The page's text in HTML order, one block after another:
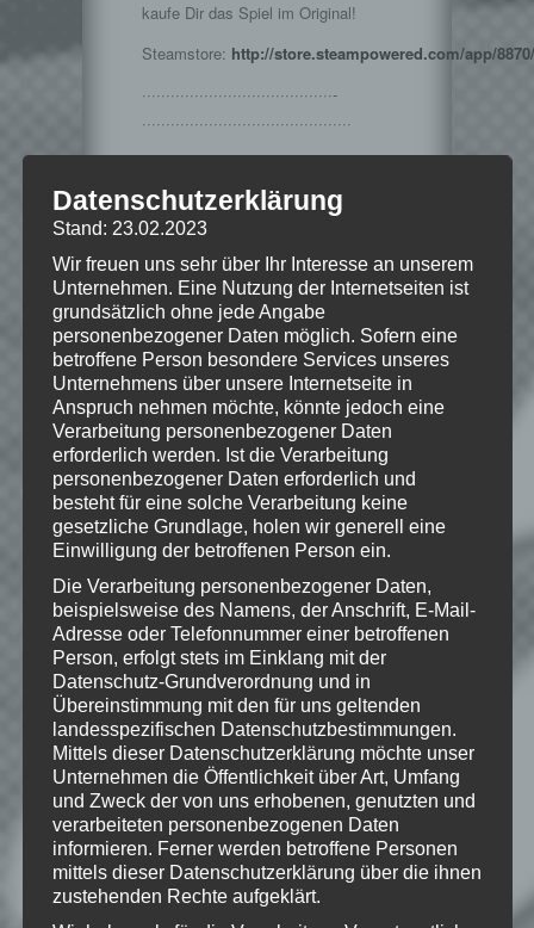
kaufe Dir das Spiel im Original!
Steamstore: http://store.steampowered.com/app/8870/
········································­­
·······································­·­····
http://www.teknoaxe.com
Vielen Dank für die Erlaubnis 🙂
© 2002-2016 Take-Two Interactive
Software, Inc. Developed by Irrational
Games. BioShock, BioShock Infinite,
Irrational Games, 2K Games and their
respective logos are trademarks of Take-
Two Interactive Software, Inc. All other
trademarks are property of their
respective owners.
Wie gefällt dir dieser Beitrag?
Klicke hier und lasse
eine Bewertung da!
Schreibe einen Kommentar
Deine E-Mail-Adresse wird nicht
veröffentlicht. Erforderliche Felder
sind mit*markiert
Kommentar*
Datenschutzerklärung
Stand: 23.02.2023
Wir freuen uns sehr über Ihr Interesse an unserem
Unternehmen. Eine Nutzung der Internetseiten ist
grundsätzlich ohne jede Angabe
personenbezogener Daten möglich. Sofern eine
betroffene Person besondere Services unseres
Unternehmens über unsere Internetseite in
Anspruch nehmen möchte, könnte jedoch eine
Verarbeitung personenbezogener Daten
erforderlich werden. Ist die Verarbeitung
personenbezogener Daten erforderlich und
besteht für eine solche Verarbeitung keine
gesetzliche Grundlage, holen wir generell eine
Einwilligung der betroffenen Person ein.
Die Verarbeitung personenbezogener Daten,
beispielsweise des Namens, der Anschrift, E-Mail-
Adresse oder Telefonnummer einer betroffenen
Person, erfolgt stets im Einklang mit der
Datenschutz-Grundverordnung und in
Übereinstimmung mit den für uns geltenden
landesspezifischen Datenschutzbestimmungen.
Mittels dieser Datenschutzerklärung möchte unser
Unternehmen die Öffentlichkeit über Art, Umfang
und Zweck der von uns erhobenen, genutzten und
verarbeiteten personenbezogenen Daten
informieren. Ferner werden betroffene Personen
mittels dieser Datenschutzerklärung über die ihnen
zustehenden Rechte aufgeklärt.